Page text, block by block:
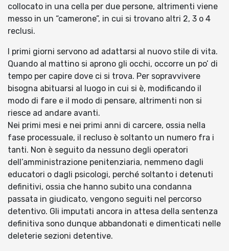
collocato in una cella per due persone, altrimenti viene
messo in un “camerone”, in cui si trovano altri 2, 3 o 4
reclusi.
I primi giorni servono ad adattarsi al nuovo stile di vita.
Quando al mattino si aprono gli occhi, occorre un po’ di
tempo per capire dove ci si trova. Per sopravvivere
bisogna abituarsi al luogo in cui si è, modificando il
modo di fare e il modo di pensare, altrimenti non si
riesce ad andare avanti.
Nei primi mesi e nei primi anni di carcere, ossia nella
fase processuale, il recluso è soltanto un numero fra i
tanti. Non è seguito da nessuno degli operatori
dell’amministrazione penitenziaria, nemmeno dagli
educatori o dagli psicologi, perché soltanto i detenuti
definitivi, ossia che hanno subito una condanna
passata in giudicato, vengono seguiti nel percorso
detentivo. Gli imputati ancora in attesa della sentenza
definitiva sono dunque abbandonati e dimenticati nelle
deleterie sezioni detentive.